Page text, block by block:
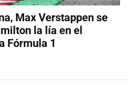
Max Verstappen se
la lía en el
Fórmula 1